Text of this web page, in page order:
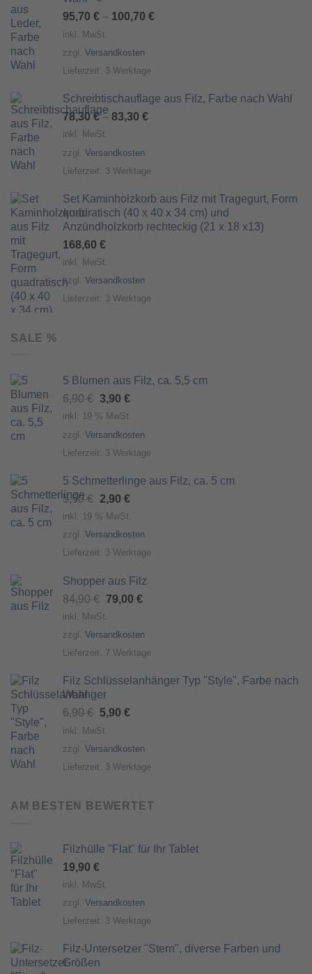
95,70 € – 100,70 €
inkl. MwSt.
zzgl. Versandkosten
Lieferzeit: 3 Werktage
Schreibtischauflage aus Filz, Farbe nach Wahl
78,30€– 83,30 €
inkl. MwSt.
zzgl. Versandkosten
Lieferzeit: 3 Werktage
Set Kaminholzkorb aus Filz mit Tragegurt, Form
quadratisch (40 x 40 x 34 cm) und
Anzündholzkorb rechteckig (21 x 18 x13)
168,60 €
inkl. MwSt.
zzgl. Versandkosten
Lieferzeit: 3 Werktage
SALE %
5 Blumen aus Filz, ca. 5,5 cm
6,90 € Ursprünglicher
Preis
6,90 €
3,90 €Aktueller
3,90 €.
inkl. 19 % MwSt.
zzgl. Versandkosten
Lieferzeit: 3 Werktage
5 Schmetterlinge aus Filz, ca. 5 cm
5,50 €
Ursprünglicher
Preis
2,90 €Aktueller
inkl. 19 % MwSt.
zzgl. Versandkosten
Lieferzeit: 3 Werktage
Shopper aus Filz
84,90 €
Ursprünglicher
79,00 €Aktueller
inkl. MwSt.
zzgl. Versandkosten
Lieferzeit: 7 Werktage
Filz Schlüsselanhänger Typ "Style", Farbe nach
Wahl
6,90 €
Ursprünglicher
Preis
6,90 €
5,90 €Aktueller
5,90 €.
inkl. MwSt.
zzgl. Versandkosten
Lieferzeit: 3 Werktage
AM BESTEN BEWERTET
Filzhülle "Flat" für Ihr Tablet
19,90 €
inkl. MwSt.
zzgl. Versandkosten
Lieferzeit: 3 Werktage
Filz-Untersetzer "Stern", diverse Farben und
Größen